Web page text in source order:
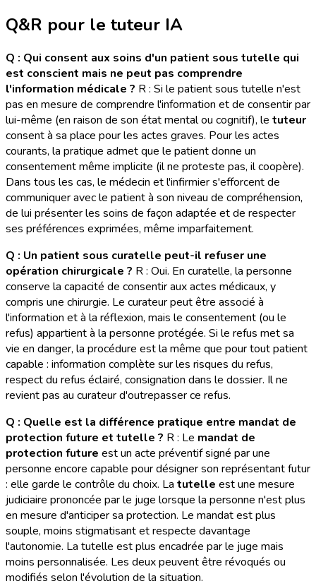
Q&R pour le tuteur IA
Q : Qui consent aux soins d'un patient sous tutelle qui
est conscient mais ne peut pas comprendre
l'information médicale ? R : Si le patient sous tutelle n'est
pas en mesure de comprendre l'information et de consentir par
lui-même (en raison de son état mental ou cognitif), le tuteur
consent à sa place pour les actes graves. Pour les actes
courants, la pratique admet que le patient donne un
consentement même implicite (il ne proteste pas, il coopère).
Dans tous les cas, le médecin et l'infirmier s'efforcent de
communiquer avec le patient à son niveau de compréhension,
de lui présenter les soins de façon adaptée et de respecter
ses préférences exprimées, même imparfaitement.
Q : Un patient sous curatelle peut-il refuser une
opération chirurgicale ? R : Oui. En curatelle, la personne
conserve la capacité de consentir aux actes médicaux, y
compris une chirurgie. Le curateur peut être associé à
l'information et à la réflexion, mais le consentement (ou le
refus) appartient à la personne protégée. Si le refus met sa
vie en danger, la procédure est la même que pour tout patient
capable : information complète sur les risques du refus,
respect du refus éclairé, consignation dans le dossier. Il ne
revient pas au curateur d'outrepasser ce refus.
Q : Quelle est la différence pratique entre mandat de
protection future et tutelle ? R : Le mandat de
protection future est un acte préventif signé par une
personne encore capable pour désigner son représentant futur
: elle garde le contrôle du choix. La tutelle est une mesure
judiciaire prononcée par le juge lorsque la personne n'est plus
en mesure d'anticiper sa protection. Le mandat est plus
souple, moins stigmatisant et respecte davantage
l'autonomie. La tutelle est plus encadrée par le juge mais
moins personnalisée. Les deux peuvent être révoqués ou
modifiés selon l'évolution de la situation.